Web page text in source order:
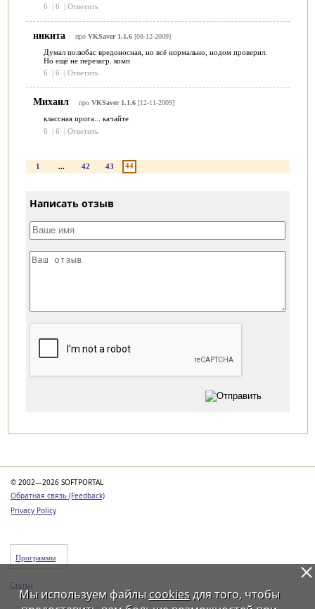
6
| 6 | Ответить
никита про VKSaver 1.1.6[08-12-2009]
Думал полюбас вредоносная, но всё нормально, нодом проверил.
Но ещё не перезагр. комп
6
| 6 | Ответить
Михаил про VKSaver 1.1.6[12-11-2009]
классная прога... качайте
6
| 6 | Ответить
1 ... 42 43 44
Написать отзыв
© 2002—2026 SOFTPORTAL
Обратная связь (Feedback)
Privacy Policy
Программы
Статьи
Мы используем файлы cookiesдля того, чтобы